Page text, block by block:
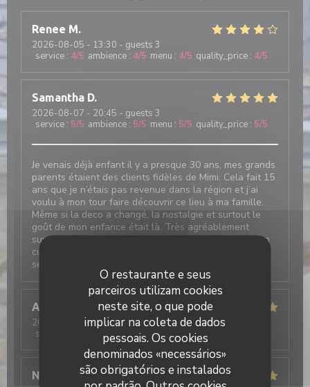
O restaurante e seus
parceiros utilizam cookies
neste site, o que pode
implicar na coleta de dados
pessoais. Os cookies
denominados «necessários»
são obrigatórios e instalados
Renee M
2026-08-05 - 13:30 - guests 3
service : 4/5 ambience : 4/5 menu : 4/5 quality_price : 4/5
Samantha D
2026-08-07 - 20:45 - guests 3
service : 5/5 ambience : 5/5 menu : 5/5 quality_price : 5/5
Je venais déjà enfant il y a presque 30 ans, mes grands
parents étaient des clients fidèles de Mimi. Cela fait 15
ans que je n’étais pas revenue dans la région et j’ai
voulu à mon tour faire découvrir ce lieu à ma famille.
Même si la deco a changé, la nostalgie et surtout le
goût de mon enfance était là. Très agréablement
surprise de voir que Sophie était toujours présente en
cuisine ! Les crêpes sont toujours aussi bonnes et le
service très agréable.
Anaïs
2026-08-04 - 19:30 - guests 2
service
ambience: 5/5 menu:5/5 quality_price
Nathalie
G